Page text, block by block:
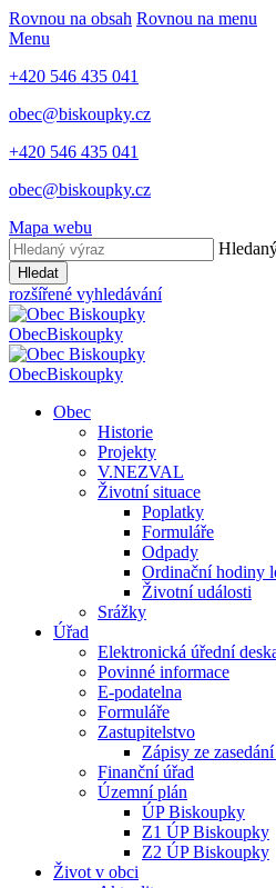
Rovnou na obsah Rovnou na menu
Menu
+420 546 435 041
obec@biskoupky.cz
+420 546 435 041
obec@biskoupky.cz
Mapa webu
Hledat
rozšířené vyhledávání
ObecBiskoupky
ObecBiskoupky
Obec
Historie
Projekty
V.NEZVAL
Životní situace
Poplatky
Formuláře
Odpady
Ordinační hodiny
Životní události
Srážky
Úřad
Elektronická úřední
Povinné informace
E-podatelna
Formuláře
Zastupitelstvo
Zápisy ze
Finanční úřad
Územní plán
ÚP Biskoupky
Z1 ÚP Biskoupky
Z2 ÚP Biskoupky
Život v obci